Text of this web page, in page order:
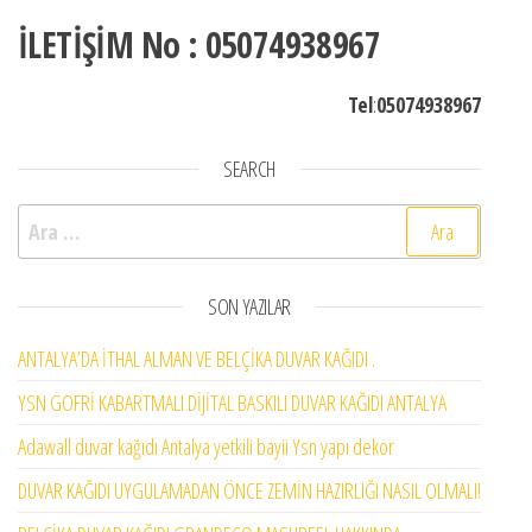
İLETİŞİM No : 05074938967
Tel:05074938967
SEARCH
Arama:
SON YAZILAR
ANTALYA’DA İTHAL ALMAN VE BELÇİKA DUVAR KAĞIDI .
YSN GOFRİ KABARTMALI DİJİTAL BASKILI DUVAR KAĞIDI ANTALYA
Adawall duvar kağıdı Antalya yetkili bayii Ysn yapı dekor
DUVAR KAĞIDI UYGULAMADAN ÖNCE ZEMİN HAZIRLIĞI NASIL OLMALI!